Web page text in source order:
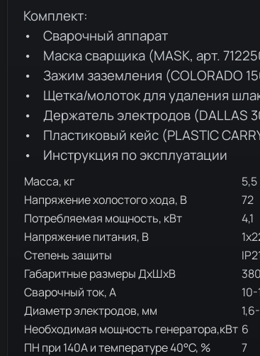
Комплект:
• Сварочный аппарат
• Маска сварщика (MASK, арт.
• Зажим заземления (COLORADO
• Щетка/молоток для удаления
• Держатель электродов (DALLAS
• Пластиковый кейс (PLASTIC
• Инструкция по эксплуатации
Масса, кг
5,5
Напряжение холостого хода, В
72
Потребляемая мощность, кВт
4,1
Напряжение питания, В
Степень защиты
Габаритные размеры ДхШхВ
Сварочный ток, А
Диаметр электродов, мм
Необходимая мощность генератора,кВт 6
ПН при 140А и температуре 40°С, %
7